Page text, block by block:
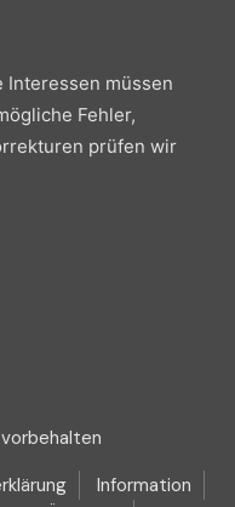
Interessen müssen
Fehler,
prüfen wir
Information